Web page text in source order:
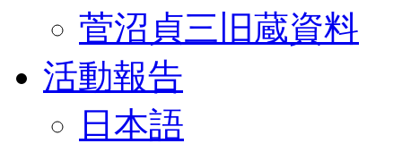
菅沼貞三旧蔵資料
活動報告
日本語